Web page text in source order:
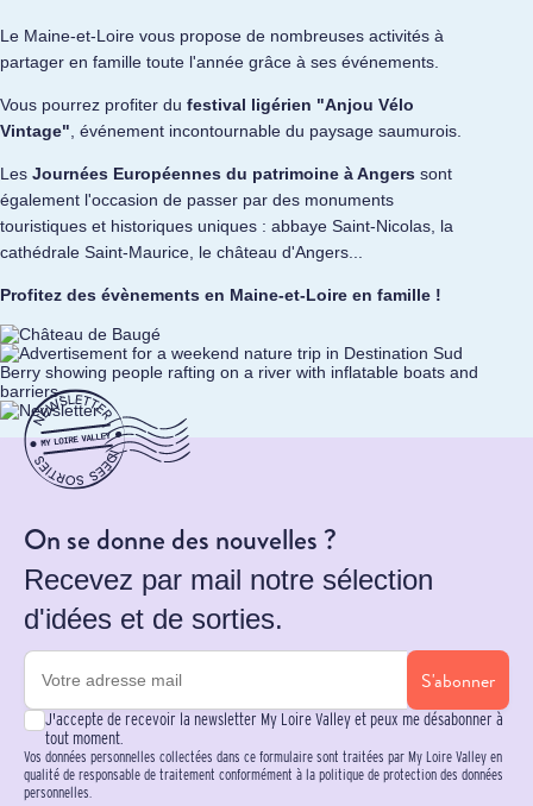
Le Maine-et-Loire vous propose de nombreuses activités à
partager en famille toute l'année grâce à ses événements.
Vous pourrez profiter du festival ligérien "Anjou Vélo
Vintage" , événement incontournable du paysage saumurois.
Les Journées Européennes du patrimoine à Angers sont
également l'occasion de passer par des monuments
touristiques et historiques uniques : abbaye Saint-Nicolas, la
cathédrale Saint-Maurice, le château d'Angers...
Profitez des évènements en Maine-et-Loire en famille !
On se donne des nouvelles ?
Recevez par mail notre sélection
d'idées et de sorties.
S'abonner
J'accepte de recevoir la newsletter My Loire Valley et peux me désabonner à
tout moment.
Vos données personnelles collectées dans ce formulaire sont traitées par My Loire Valley en
qualité de responsable de traitement conformément à la politique de protection des données
personnelles.